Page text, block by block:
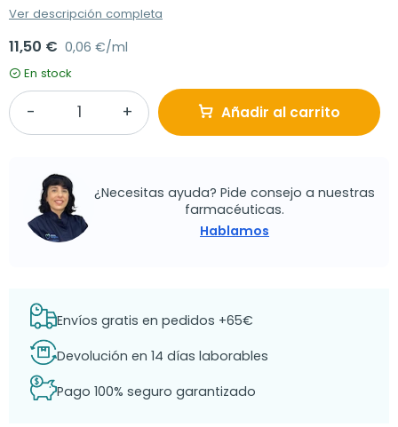
Ver descripción completa
11,50 € 0,06 €/ml
En stock
Añadir al carrito
¿Necesitas ayuda? Pide consejo a nuestras
farmacéuticas.
Hablamos
Envíos gratis en pedidos +65€
Devolución en 14 días laborables
Pago 100% seguro garantizado